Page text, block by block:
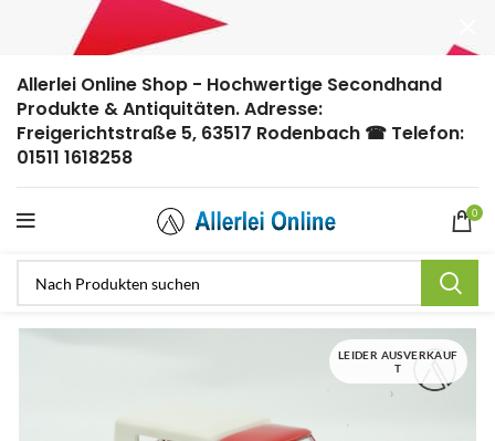
Allerlei Online Shop - Hochwertige Secondhand
Produkte & Antiquitäten. Adresse:
Freigerichtstraße 5, 63517 Rodenbach ☎ Telefon:
01511 1618258
0
LEIDER AUSVERKAUF
T